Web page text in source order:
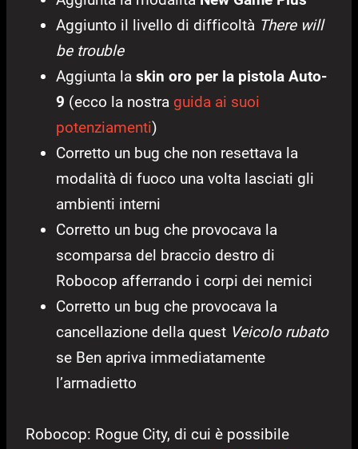
Aggiunto il livello di difficoltà There will
be trouble
Aggiunta la skin oro per la pistola Auto-
9 (ecco la nostra guida ai suoi
potenziamenti)
Corretto un bug che non resettava la
modalità di fuoco una volta lasciati gli
ambienti interni
Corretto un bug che provocava la
scomparsa del braccio destro di
Robocop afferrando i corpi dei nemici
Corretto un bug che provocava la
cancellazione della quest Veicolo rubato
se Ben apriva immediatamente
l’armadietto
Robocop: Rogue City, di cui è possibile